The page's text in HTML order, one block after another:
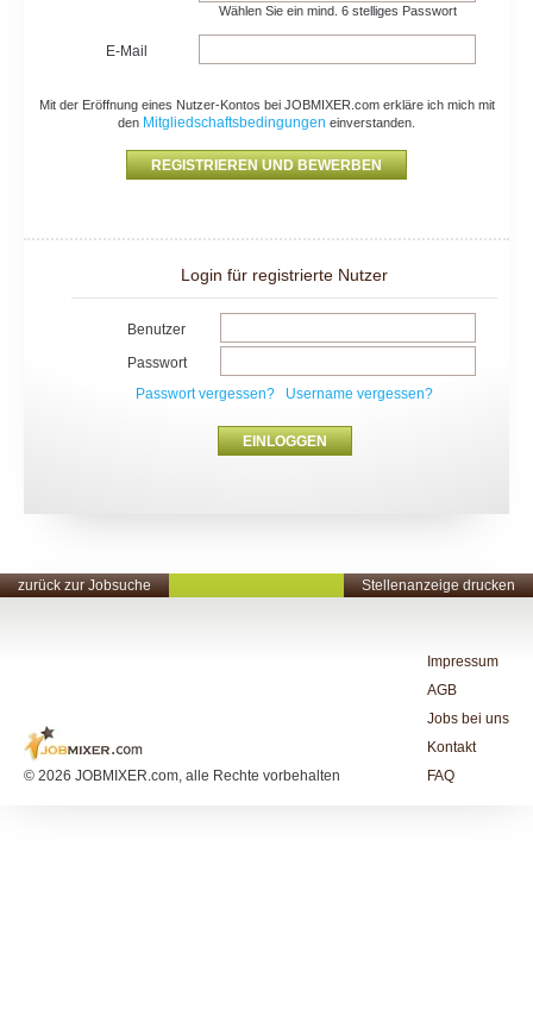
Wählen Sie ein mind. 6 stelliges Passwort
E-Mail
Mit der Eröffnung eines Nutzer-Kontos bei JOBMIXER.com erkläre ich mich mit
den Mitgliedschaftsbedingungen einverstanden.
Login für registrierte Nutzer
Benutzer
Passwort
Passwort vergessen?
Username vergessen?
zurück zur Jobsuche Stellenanzeige drucken
© 2026 JOBMIXER.com, alle Rechte vorbehalten
Impressum
AGB
Jobs bei uns
Kontakt
FAQ